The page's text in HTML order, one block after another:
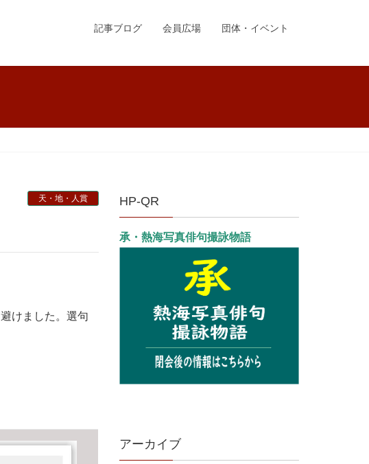
記事ブログ 会員広場 団体・イベント
天・地・人賞
けました。選句
HP-QR
承・熱海写真俳句撮詠物語
アーカイブ